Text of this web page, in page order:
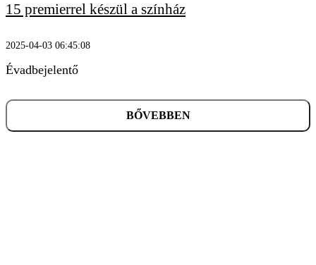
KERESÉS
15 premierrel készül a színház
2025-04-03 06:45:08
Évadbejelentő
BŐVEBBEN